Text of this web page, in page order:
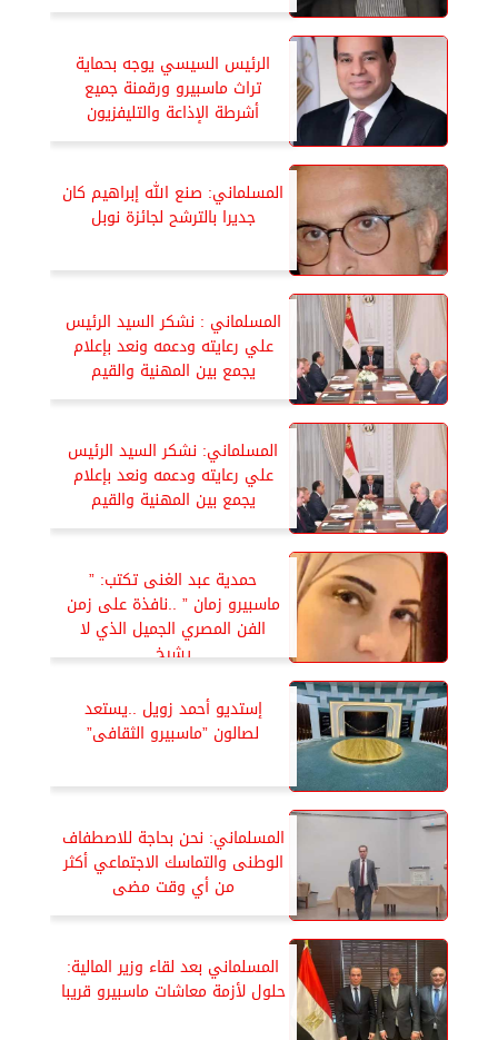
الرئيس السيسي يوجه بحماية
تراث ماسبيرو ورقمنة جميع
أشرطة الإذاعة والتليفزيون
المسلماني: صنع الله إبراهيم كان
جديرا بالترشح لجائزة نوبل
المسلماني : نشكر السيد الرئيس
علي رعايته ودعمه ونعد بإعلام
يجمع بين المهنية والقيم
المسلماني: نشكر السيد الرئيس
علي رعايته ودعمه ونعد بإعلام
يجمع بين المهنية والقيم
حمدية عبد الغنى تكتب: ”
ماسبيرو زمان ” ..نافذة على زمن
الفن المصري الجميل الذي لا
يشيخ
إستديو أحمد زويل ..يستعد
لصالون ”ماسبيرو الثقافى”
المسلماني: نحن بحاجة للاصطفاف
الوطنى والتماسك الاجتماعي أكثر
من أي وقت مضى
المسلماني بعد لقاء وزير المالية:
حلول لأزمة معاشات ماسبيرو قريبا